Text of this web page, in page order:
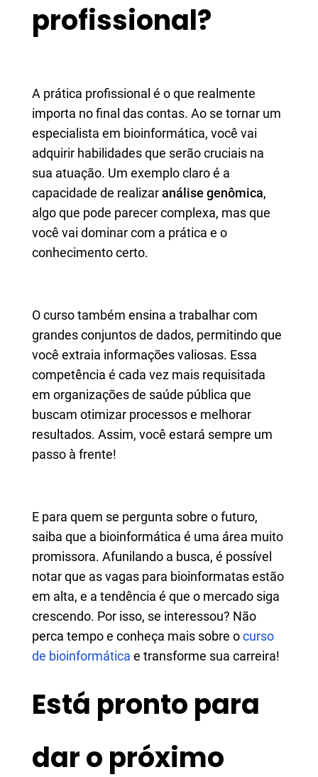
profissional?
A prática profissional é o que realmente
importa no final das contas. Ao se tornar um
especialista em bioinformática, você vai
adquirir habilidades que serão cruciais na
sua atuação. Um exemplo claro é a
capacidade de realizaranálise genômica,
algo que pode parecer complexa, mas que
você vai dominar com a prática e o
conhecimento certo.
O curso também ensina a trabalhar com
grandes conjuntos de dados, permitindo que
você extraia informações valiosas. Essa
competência é cada vez mais requisitada
em organizações de saúde pública que
buscam otimizar processos e melhorar
resultados. Assim, você estará sempre um
passo à frente!
E para quem se pergunta sobre o futuro,
saiba que a bioinformática é uma área muito
promissora. Afunilando a busca, é possível
notar que as vagas para bioinformatas estão
em alta, e a tendência é que o mercado siga
crescendo. Por isso, se interessou? Não
perca tempo e conheça mais sobre ocurso
de bioinformática e transforme sua carreira!
Está pronto para
dar o próximo